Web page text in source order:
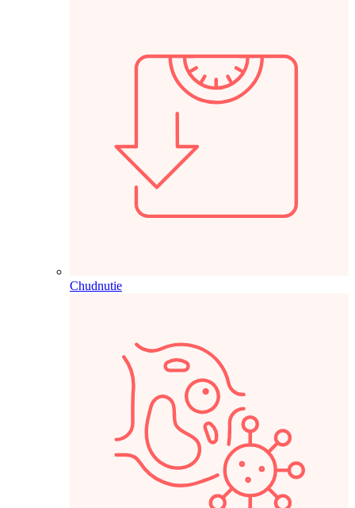
Chudnutie